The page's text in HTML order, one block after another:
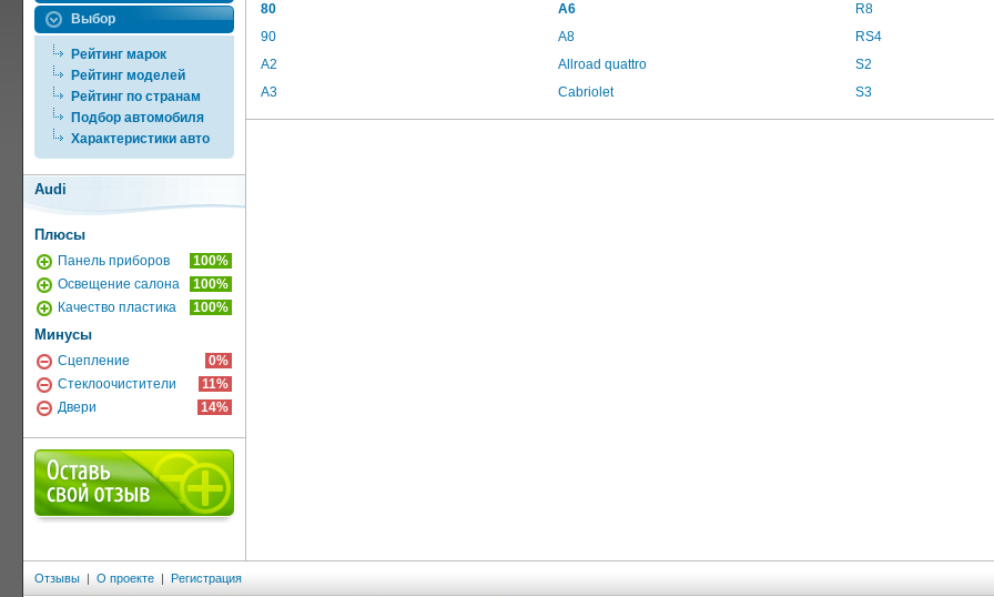
Выбор
Рейтинг марок
Рейтинг моделей
Рейтинг по странам
Подбор автомобиля
Характеристики авто
Audi
Плюсы
Панель приборов
100%
Освещение салона
100%
Качество пластика
100%
Минусы
Сцепление
0%
Стеклоочистители
11%
Двери
14%
80
90
A2
A3
A6
A8
Allroad quattro
Cabriolet
R8
RS4
S2
S3
Отзывы | О проекте | Регистрация